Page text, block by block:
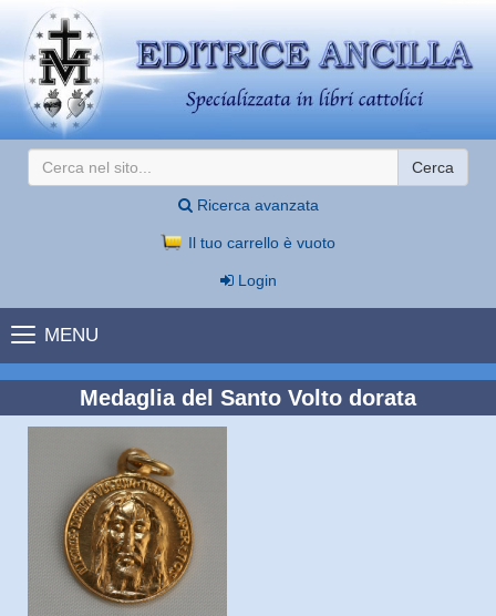
Cerca
Ricerca avanzata
Il tuo carrello è vuoto
Login
MENU
Medaglia del Santo Volto dorata